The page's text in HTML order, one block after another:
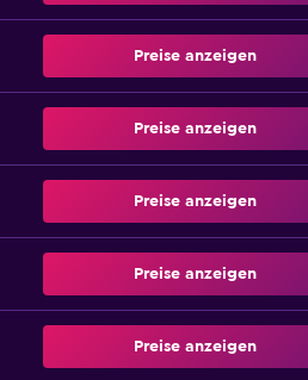
Preise anzeigen
Preise anzeigen
Preise anzeigen
Preise anzeigen
Preise anzeigen